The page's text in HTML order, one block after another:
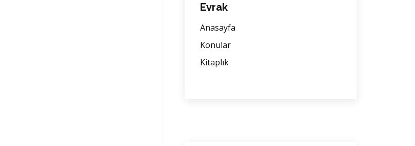
Evrak
Anasayfa
Konular
Kitaplık